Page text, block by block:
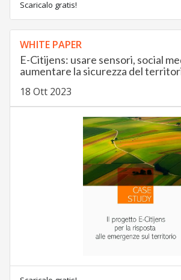
Scaricalo gratis!
WHITE PAPER
E-Citijens: usare sensori, social
aumentare la sicurezza del
18 Ott 2023